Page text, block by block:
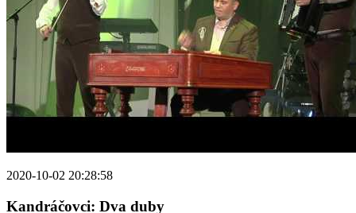
2020-10-02 20:28:58
Kandráčovci: Dva duby